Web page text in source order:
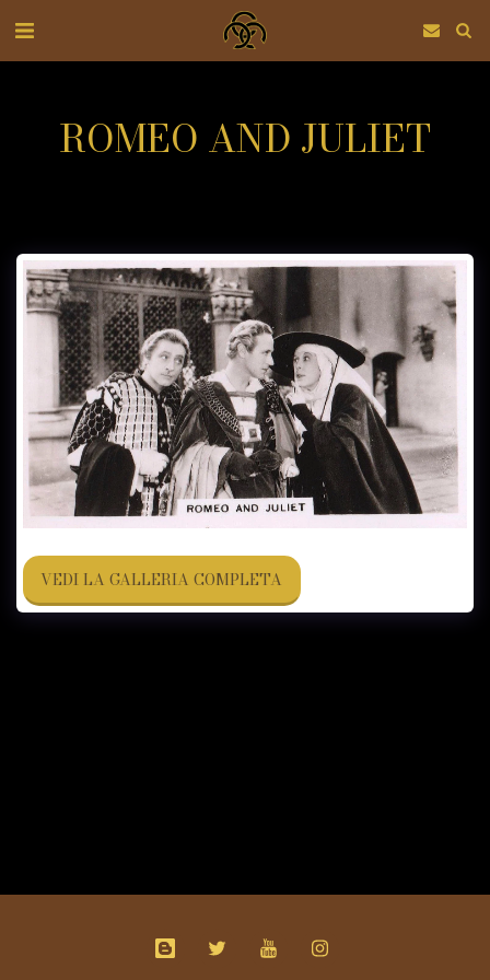
ROMEO AND JULIET
VEDI LA GALLERIA COMPLETA